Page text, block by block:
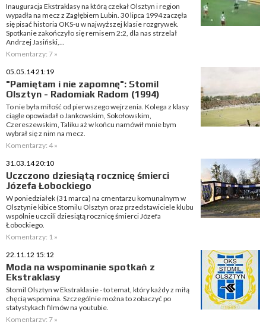
Inauguracja Ekstraklasy na którą czekał Olsztyn i region
wypadła na mecz z Zagłębiem Lubin. 30 lipca 1994 zaczęła
się pisać historia OKS-u w najwyższej klasie rozgrywek.
Spotkanie zakończyło się remisem 2:2, dla nas strzelał
Andrzej Jasiński,...
Komentarzy: 7 »
05.05.14 21:19
"Pamiętam i nie zapomnę": Stomil
Olsztyn - Radomiak Radom (1994)
To nie była miłość od pierwszego wejrzenia. Kolega z klasy
ciągle opowiadał o Jankowskim, Sokołowskim,
Czereszewskim, Taliku aż w końcu namówił mnie bym
wybrał się z nim na mecz.
Komentarzy: 4 »
31.03.14 20:10
Uczczono dziesiątą rocznicę śmierci
Józefa Łobockiego
W poniedziałek (31 marca) na cmentarzu komunalnym w
Olsztynie kibice Stomilu Olsztyn oraz przedstawiciele klubu
wspólnie uczcili dziesiątą rocznicę śmierci Józefa
Łobockiego.
Komentarzy: 1 »
22.11.12 15:12
Moda na wspominanie spotkań z
Ekstraklasy
Stomil Olsztyn w Ekstraklasie - to temat, który każdy z miłą
chęcią wspomina. Szczególnie można to zobaczyć po
statystykach filmów na youtubie.
Komentarzy: 7 »